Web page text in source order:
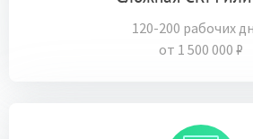
120-200 рабочих
от 1 500 000 ₽